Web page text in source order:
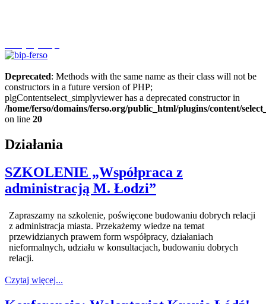
Deprecated: Methods with the same name as their class will not be
constructors in a future version of PHP;
plgContentselect_simplyviewer has a deprecated constructor in
/home/ferso/domains/ferso.org/public_html/plugins/content/
on line 20
Działania
SZKOLENIE „Współpraca z
administracją M. Łodzi”
Zapraszamy na szkolenie, poświęcone budowaniu dobrych relacji
z administracja miasta. Przekażemy wiedze na temat
przewidzianych prawem form współpracy, działaniach
nieformalnych, udziału w konsultacjach, budowaniu dobrych
relacji.
Czytaj więcej...